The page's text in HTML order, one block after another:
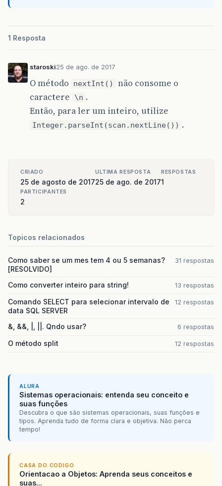
1 Resposta
staroski25 de ago. de 2017
O método nextInt()
não consome o
caractere
\n .
Então, para ler um inteiro, utilize
Integer.parseInt(scan.nextLine()) .
CRIADO
25 de agosto de 2017
ULTIMA RESPOSTA
25 de ago. de 2017
RESPOSTAS
1
PARTICIPANTES
2
Topicos relacionados
Como saber se um mes tem 4 ou 5 semanas?
[RESOLVIDO]
31 respostas
Como converter inteiro para string! 13 respostas
Comando SELECT para selecionar intervalo de
data SQL SERVER
12 respostas
&, &&, |, ||. Qndo usar? 6 respostas
O método split 12 respostas
ALURA
Sistemas operacionais: entenda seu conceito e
suas funções
Descubra o que são sistemas operacionais, suas funções e
tipos. Aprenda tudo de forma clara e objetiva. Não perca
tempo!
CASA DO CODIGO
Orientacao a Objetos: Aprenda seus conceitos e
suas...